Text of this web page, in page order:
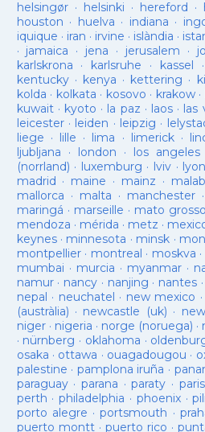
helsingør· helsinki · hereford ·
houston · huelva · indiana ·
iquique · iran · irvine · islàndia ·
· jamaica · jena · jerusalem ·
karlskrona · karlsruhe · kassel ·
kentucky· kenya · kettering ·
kolda · kolkata · kosovo · krakow·
kuwait· kyoto · la paz · laos· las
leicester· leiden · leipzig ·
liege · lille · lima · limerick·
ljubljana · london · los angeles
(norrland) · luxemburg · lviv · lyon
madrid · maine · mainz ·
mallorca · malta · manchester·
maringá · marseille · mato grosso
mendoza · mérida · metz ·
keynes· minnesota · minsk ·
montpellier· montreal · moskva ·
mumbai · murcia · myanmar·
namur· nancy · nanjing · nantes ·
nepal · neuchatel · new mexico ·
(austràlia) · newcastle (uk) ·
niger· nigeria · norge (noruega) ·
· nürnberg · oklahoma ·
osaka · ottawa · ouagadougou ·
palestine · pamplona iruña ·
paraguay· parana ·paraty · paris
perth ·philadelphia · phoenix·
porto alegre ·portsmouth ·
puerto montt· puerto rico ·